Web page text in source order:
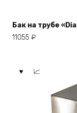
Бак на трубе
11055 ₽